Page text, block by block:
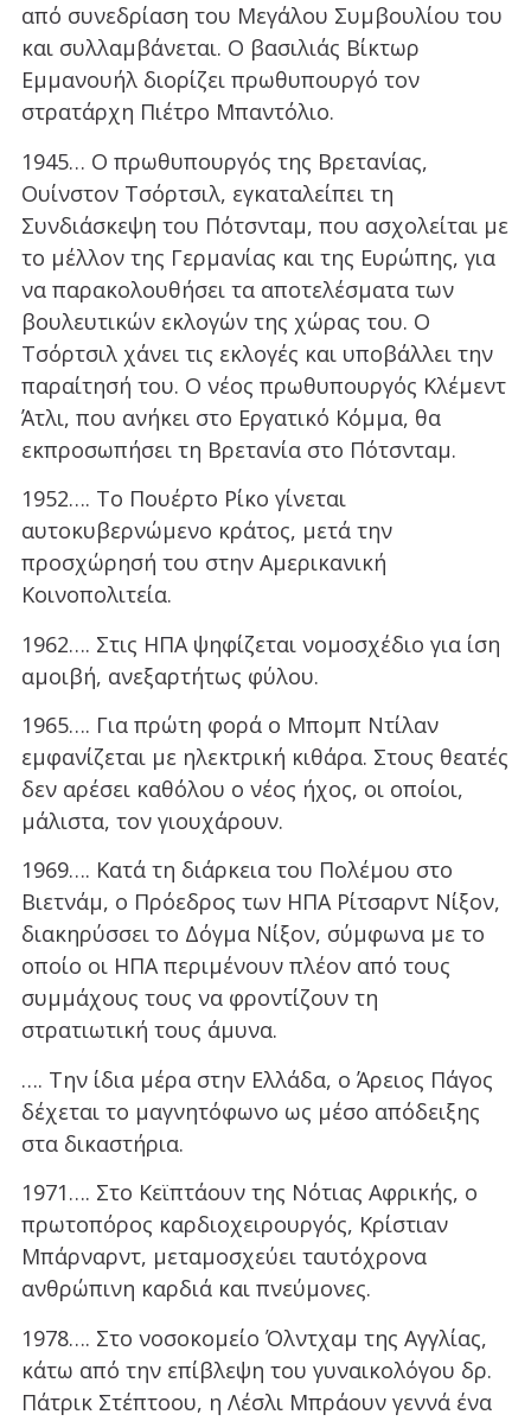
από συνεδρίαση του Μεγάλου Συμβουλίου του
και συλλαμβάνεται. Ο βασιλιάς Βίκτωρ
Εμμανουήλ διορίζει πρωθυπουργό τον
στρατάρχη Πιέτρο Μπαντόλιο.
1945… Ο πρωθυπουργός της Βρετανίας,
Ουίνστον Τσόρτσιλ, εγκαταλείπει τη
Συνδιάσκεψη του Πότσνταμ, που ασχολείται με
το μέλλον της Γερμανίας και της Ευρώπης, για
να παρακολουθήσει τα αποτελέσματα των
βουλευτικών εκλογών της χώρας του. Ο
Τσόρτσιλ χάνει τις εκλογές και υποβάλλει την
παραίτησή του. Ο νέος πρωθυπουργός Κλέμεντ
Άτλι, που ανήκει στο Εργατικό Κόμμα, θα
εκπροσωπήσει τη Βρετανία στο Πότσνταμ.
1952…. Το Πουέρτο Ρίκο γίνεται
αυτοκυβερνώμενο κράτος, μετά την
προσχώρησή του στην Αμερικανική
Κοινοπολιτεία.
1962…. Στις ΗΠΑ ψηφίζεται νομοσχέδιο για ίση
αμοιβή, ανεξαρτήτως φύλου.
1965…. Για πρώτη φορά ο Μπομπ Ντίλαν
εμφανίζεται με ηλεκτρική κιθάρα. Στους θεατές
δεν αρέσει καθόλου ο νέος ήχος, οι οποίοι,
μάλιστα, τον γιουχάρουν.
1969…. Κατά τη διάρκεια του Πολέμου στο
Βιετνάμ, ο Πρόεδρος των ΗΠΑ Ρίτσαρντ Νίξον,
διακηρύσσει το Δόγμα Νίξον, σύμφωνα με το
οποίο οι ΗΠΑ περιμένουν πλέον από τους
συμμάχους τους να φροντίζουν τη
στρατιωτική τους άμυνα.
…. Την ίδια μέρα στην Ελλάδα, ο Άρειος Πάγος
δέχεται το μαγνητόφωνο ως μέσο απόδειξης
στα δικαστήρια.
1971…. Στο Κεϊπτάουν της Νότιας Αφρικής, ο
πρωτοπόρος καρδιοχειρουργός, Κρίστιαν
Μπάρναρντ, μεταμοσχεύει ταυτόχρονα
ανθρώπινη καρδιά και πνεύμονες.
1978…. Στο νοσοκομείο Όλντχαμ της Αγγλίας,
κάτω από την επίβλεψη του γυναικολόγου δρ.
Πάτρικ Στέπτοου, η Λέσλι Μπράουν γεννά ένα